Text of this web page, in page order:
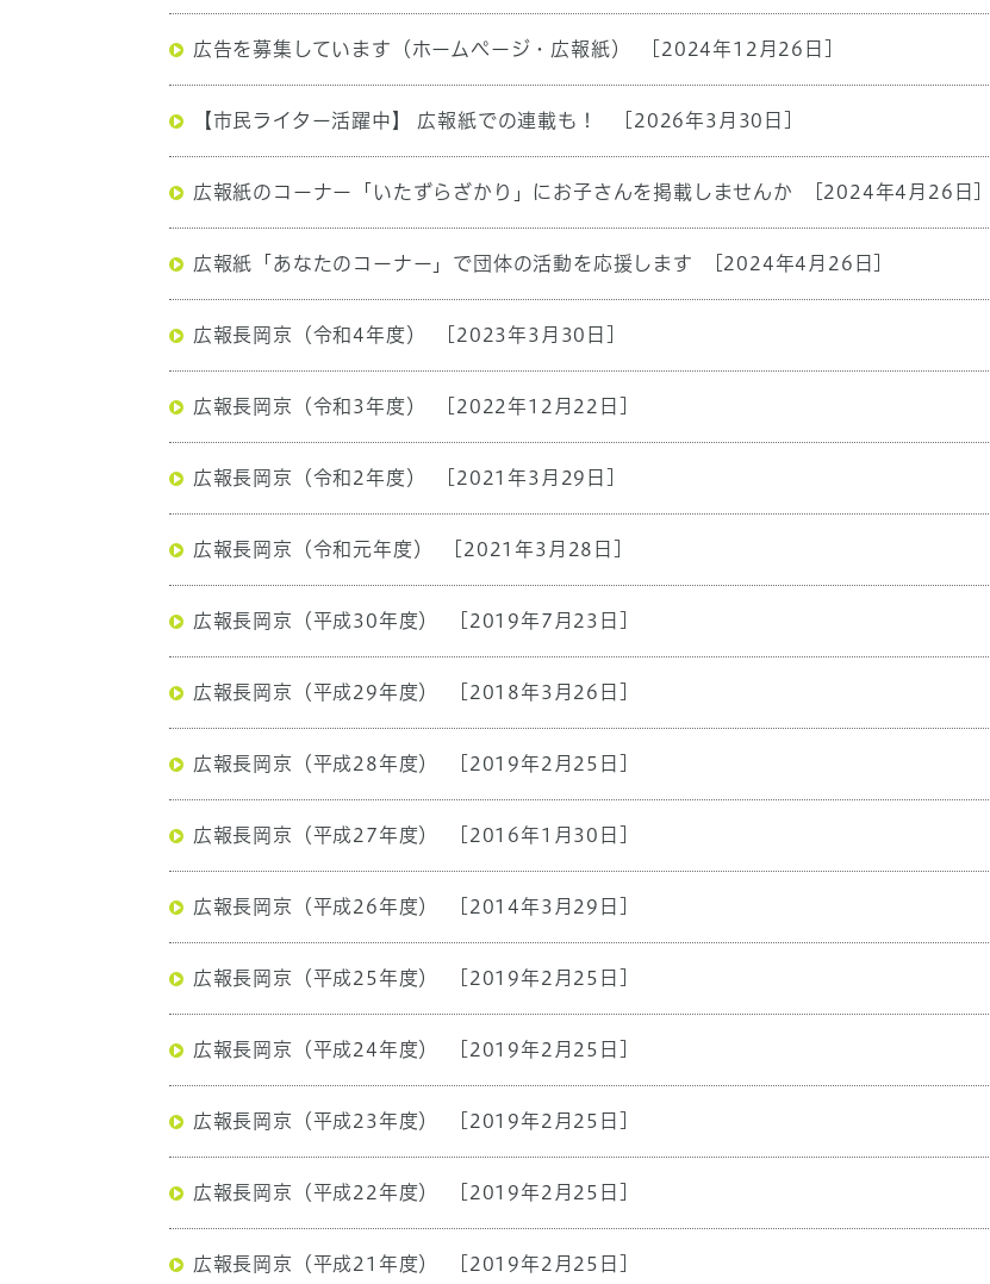
広告を募集しています（ホームページ・広報紙） [2024年12月26日]
【市民ライター活躍中】 広報紙での連載も！ [2026年3月30日]
広報紙のコーナー「いたずらざかり」にお子さんを掲載しませんか [2024年4月26日]
広報紙「あなたのコーナー」で団体の活動を応援します [2024年4月26日]
広報長岡京（令和4年度） [2023年3月30日]
広報長岡京（令和3年度） [2022年12月22日]
広報長岡京（令和2年度） [2021年3月29日]
広報長岡京（令和元年度） [2021年3月28日]
広報長岡京（平成30年度） [2019年7月23日]
広報長岡京（平成29年度） [2018年3月26日]
広報長岡京（平成28年度） [2019年2月25日]
広報長岡京（平成27年度） [2016年1月30日]
広報長岡京（平成26年度） [2014年3月29日]
広報長岡京（平成25年度） [2019年2月25日]
広報長岡京（平成24年度） [2019年2月25日]
広報長岡京（平成23年度） [2019年2月25日]
広報長岡京（平成22年度） [2019年2月25日]
広報長岡京（平成21年度） [2019年2月25日]